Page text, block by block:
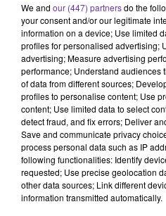
LIBAN
3 mars 2023 - 14 min 29 sec
LE JOURNAL DU LIBAN
We and our (447) partnersdo the
your consent and/or our legitimate
information on a device; Use limited
profiles for personalised advertising;
advertising; Measure advertising
performance; Understand audiences
of data from different sources;
profiles to personalise content; Use
content; Use limited data to select
detect fraud, and fix errors; Deliver
Save and communicate privacy
process personal data such as IP
following functionalities: Identify
requested; Use precise geolocation
other data sources; Link different
information transmitted automatically.